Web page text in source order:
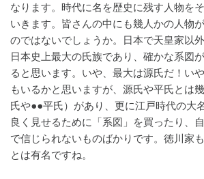
なります。時代に名を歴史に残す人物を
いきます。皆さんの中にも幾人かの人物
のではないでしょうか。日本で天皇家以
日本史上最大の氏族であり、確かな系図
ると思います。いや、最大は源氏だ！い
もいるかと思いますが、源氏や平氏とは
氏や●●平氏）があり、更に江戸時代の大
良く見せるために「系図」を買ったり、
で信じられないものばかりです。徳川家
とは有名ですね。